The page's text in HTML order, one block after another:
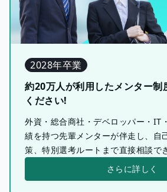
2028年卒業
約20万人が利用したメンター制
ください!
外資・総合商社・デベロッパー・IT
績を持つ先輩メンターが伴走し、自
策、特別選考ルートまで直接相談で
さらに詳しく